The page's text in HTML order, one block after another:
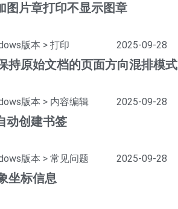
图片章打印不显示图章
版本 > 打印 2025-09-28
持原始文档的页面方向混排模式
版本 > 内容编辑 2025-09-28
动创建书签
版本 > 常见问题 2025-09-28
坐标信息